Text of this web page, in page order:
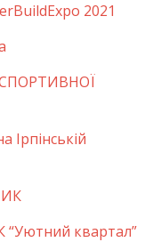
2021
Ірпінській
квартал”